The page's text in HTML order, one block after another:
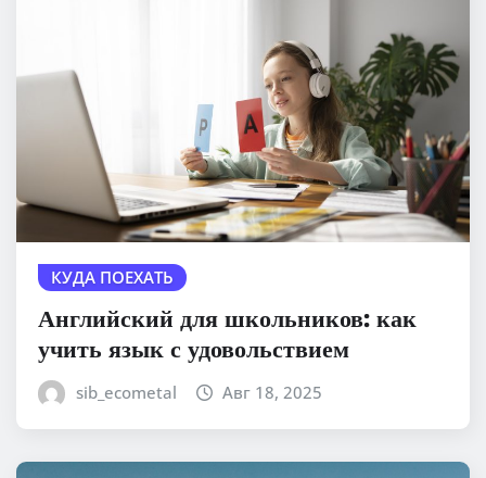
КУДА ПОЕХАТЬ
Английский для школьников: как
учить язык с удовольствием
sib_ecometal Авг 18, 2025